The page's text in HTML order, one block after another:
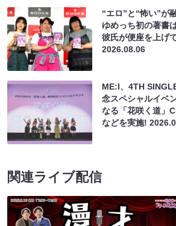
“エロ”と“怖い”が
ゆめっち初の著書
彼氏が便座を上げ
2026.08.06
ME:I、4TH
念スペシャルイベ
なる「花咲く道」
などを実施!
関連ライブ配信